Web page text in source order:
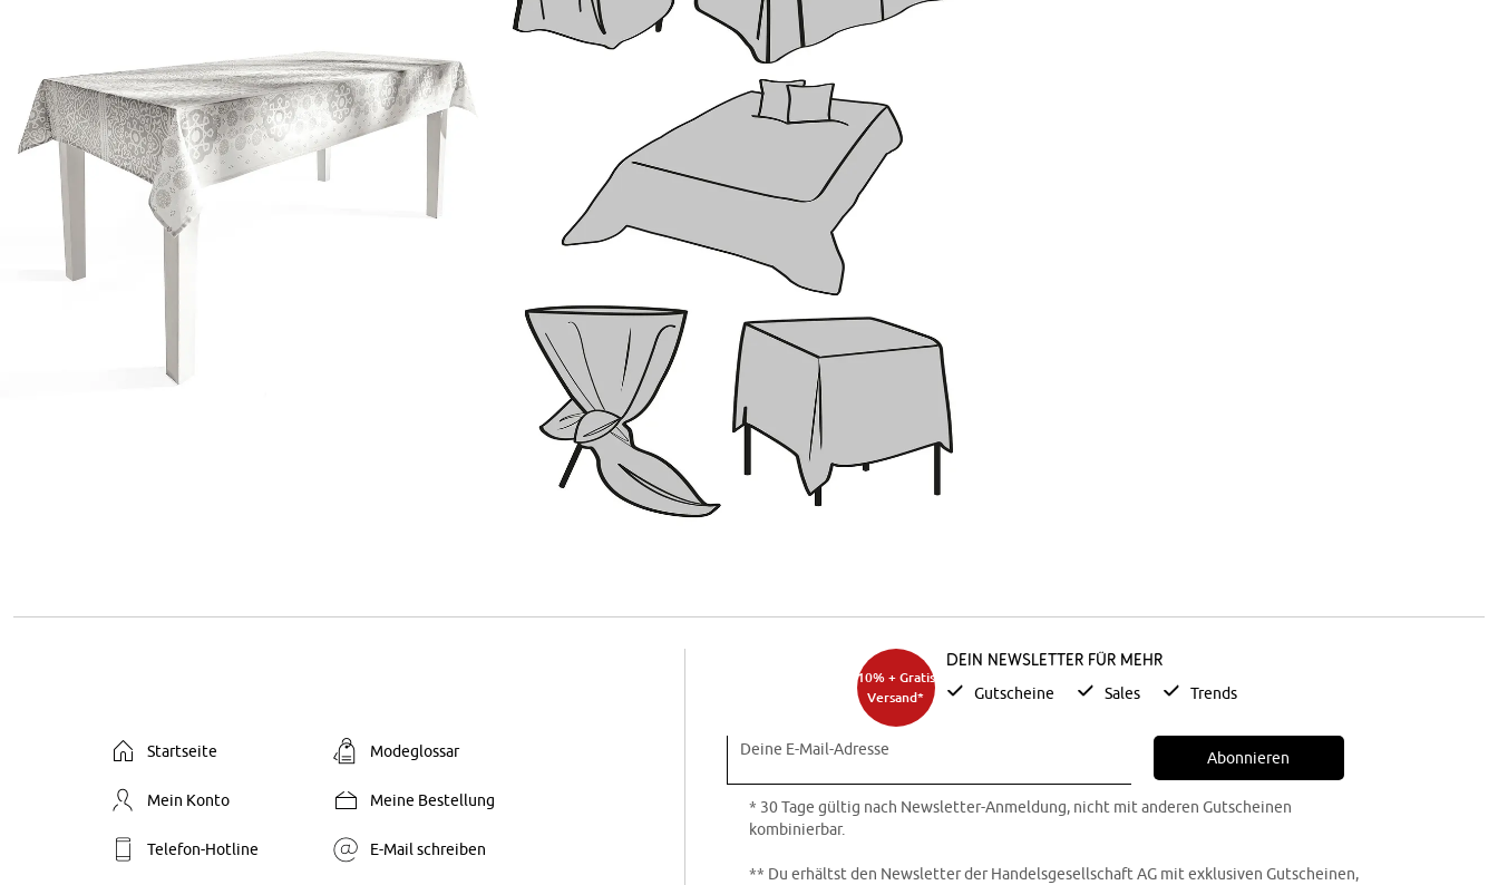
Startseite Modeglossar
Mein Konto Meine Bestellung
Telefon-Hotline E-Mail schreiben
10% + Gratis
Versand*
Dein Newsletter für mehr
Gutscheine Sales Trends
Deine E-Mail-Adresse Abonnieren
* 30 Tage gültig nach Newsletter-Anmeldung, nicht mit anderen Gutscheinen
kombinierbar.
** Du erhältst den Newsletter der Handelsgesellschaft AG mit exklusiven Gutscheinen,